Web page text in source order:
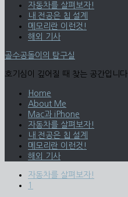
자동차를 살펴보자!
내 전공은 칩 설계
메모리란 이런것!
해외 기사
골수공돌이의 탐구실
호기심이 깊어질 때 찾는 공간입니다.
Home
About Me
Mac과 iPhone
자동차를 살펴보자!
내 전공은 칩 설계
메모리란 이런것!
해외 기사
자동차를 살펴보자!
1